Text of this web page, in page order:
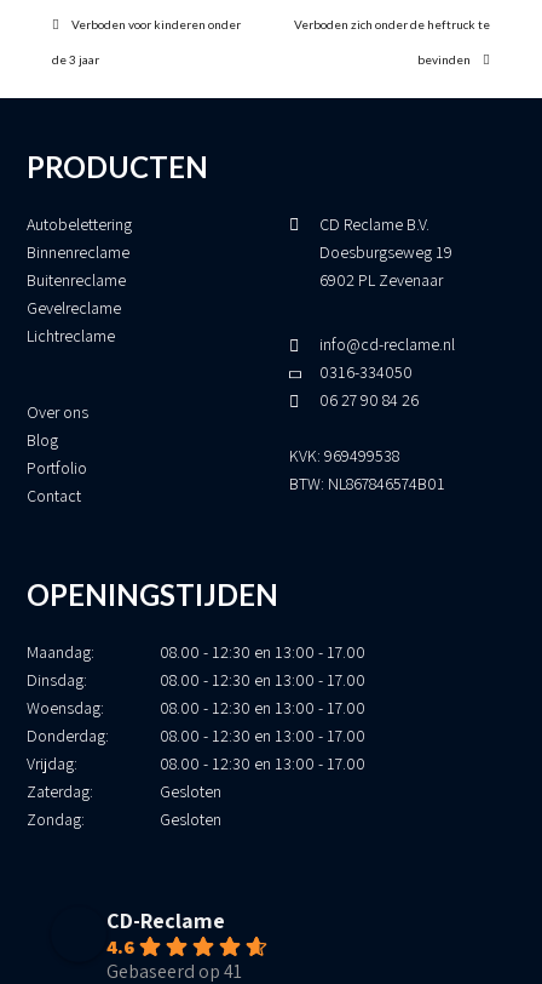
post:
Verboden voor kinderen onder
de 3 jaar
post:
Verboden zich onder de heftruck te
bevinden
PRODUCTEN
Autobelettering
Binnenreclame
Buitenreclame
Gevelreclame
Lichtreclame
Over ons
Blog
Portfolio
Contact
CD Reclame B.V.
Doesburgseweg 19
6902 PL Zevenaar
info@cd-reclame.nl
0316-334050
06 27 90 84 26
KVK: 969499538
BTW: NL867846574B01
OPENINGSTIJDEN
Maandag:
08.00 - 12:30 en 13:00 - 17.00
Dinsdag:
08.00 - 12:30 en 13:00 - 17.00
Woensdag:
08.00 - 12:30 en 13:00 - 17.00
Donderdag:
08.00 - 12:30 en 13:00 - 17.00
Vrijdag:
08.00 - 12:30 en 13:00 - 17.00
Zaterdag:
Gesloten
Zondag:
Gesloten
CD-Reclame
4.6
Gebaseerd op 41